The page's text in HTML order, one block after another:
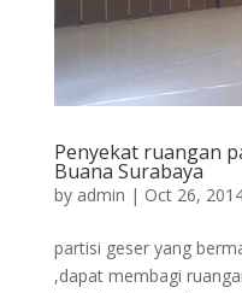
Penyekat ruangan
Buana Surabaya
by admin | Oct 26,
partisi geser yang
,dapat membagi